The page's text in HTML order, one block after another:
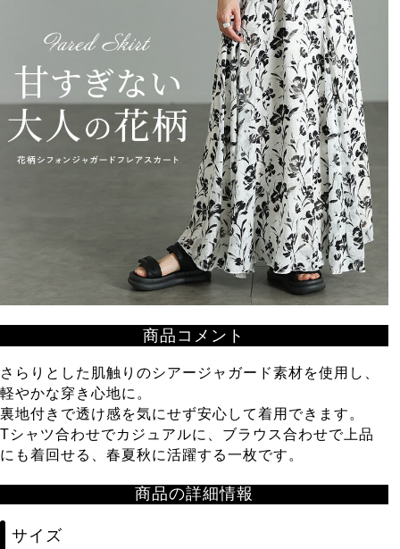
商品コメント
さらりとした肌触りのシアージャガード素材を使用し、
軽やかな穿き心地に。
裏地付きで透け感を気にせず安心して着用できます。
Tシャツ合わせでカジュアルに、ブラウス合わせで上品
にも着回せる、春夏秋に活躍する一枚です。
商品の詳細情報
サイズ